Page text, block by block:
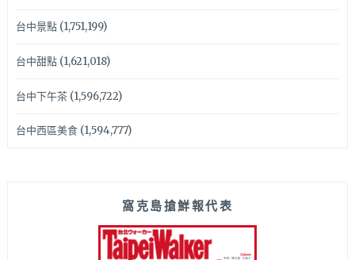
台中景點(1,751,199)
台中甜點(1,621,018)
台中下午茶(1,596,722)
台中西區美食(1,594,777)
窩克島搶鮮報代表